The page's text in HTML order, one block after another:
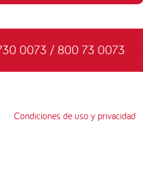
0073 / 800 73 0073
Condiciones de uso y privacidad